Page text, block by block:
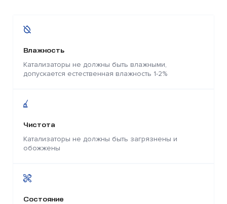
Влажность
Катализаторы не должны быть влажными,
допускается естественная влажность 1-2%
Чистота
Катализаторы не должны быть загрязнены и
обожжены
Состояние